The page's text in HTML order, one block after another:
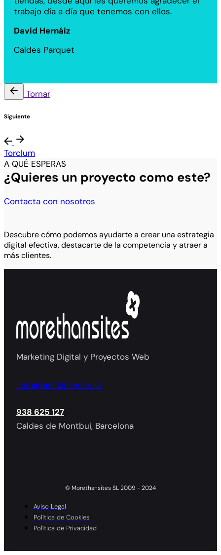
trabajo día a día que tenemos con ellos.
David Hernáiz
Caldes Parquet
Tornar
Siguiente
Torclum
A QUÉ ESPERAS
¿Quieres un proyecto como este?
Contacta con nosotros
Descubre cómo podemos ayudarte a crear una estrategia
digital efectiva, destacarte de la competencia y atraer a
más clientes.
Marketing Digital y Proyectos Web
Instagram Linkedin-in
938 625 127
Caldes de Montbui, Barcelona
© Morethansites SL 2009 - 2024
Aviso Legal
Política de Cookies
Política de Privacidad